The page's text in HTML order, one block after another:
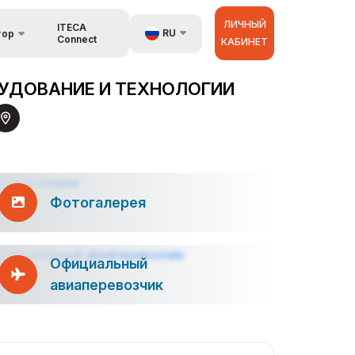
ITECA
Connect
RU
EN
ЛИЧНЫЙ
КАБИНЕТ
И ТЕХНОЛОГИИ
Фотогалерея
Официальный
авиаперевозчик